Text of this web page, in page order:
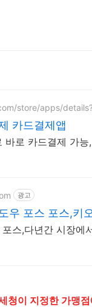
store/apps/
카드결제앱
바로 카드결제 가
광고
우 포스 포스,키
스,다년간 시장에
청이 지정한 가맹